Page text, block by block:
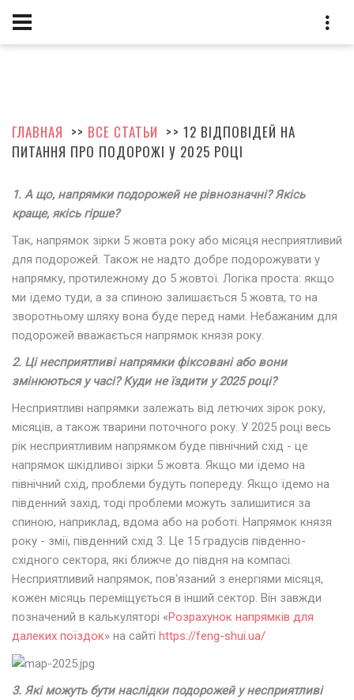
ГЛАВНАЯ >> ВСЕ СТАТЬИ >> 12 ВІДПОВІДЕЙ НА
ПИТАННЯ ПРО ПОДОРОЖІ У 2025 РОЦІ
1. А що, напрямки подорожей не рівнозначні? Якісь
краще, якісь гірше?
Так, напрямок зірки 5 жовта року або місяця несприятливий
для подорожей. Також не надто добре подорожувати у
напрямку, протилежному до 5 жовтої. Логіка проста: якщо
ми їдемо туди, а за спиною залишається 5 жовта, то на
зворотньому шляху вона буде перед нами. Небажаним для
подорожей вважається напрямок князя року.
2. Ці несприятливі напрямки фіксовані або вони
змінюються у часі? Куди не їздити у 2025 році?
Несприятливі напрямки залежать від летючих зірок року,
місяців, а також тварини поточного року. У 2025 році весь
рік несприятливим напрямком буде північний схід - це
напрямок шкідливої зірки 5 жовта. Якщо ми їдемо на
північний схід, проблеми будуть попереду. Якщо їдемо на
південний захід, тоді проблеми можуть залишитися за
спиною, наприклад, вдома або на роботі. Напрямок князя
року - змії, південний схід 3. Це 15 градусів південно-
східного сектора, які ближче до півдня на компасі.
Несприятливий напрямок, пов'язаний з енергіями місяця,
кожен місяць переміщується в інший сектор. Він завжди
позначений в калькуляторі «Розрахунок напрямків для
далеких поїздок» на сайті https://feng-shui.ua/
3. Які можуть бути наслідки подорожей у несприятливі